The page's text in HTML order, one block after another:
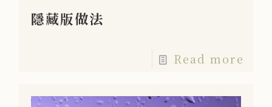
隱藏版做法
Read more